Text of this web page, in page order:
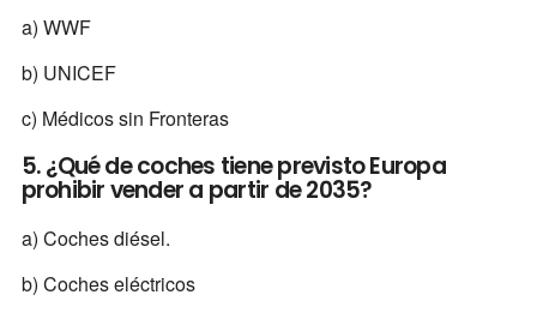
a) WWF
b) UNICEF
c) Médicos sin Fronteras
5. ¿Qué de coches tiene previsto Europa
prohibir vender a partir de 2035?
a) Coches diésel.
b) Coches eléctricos